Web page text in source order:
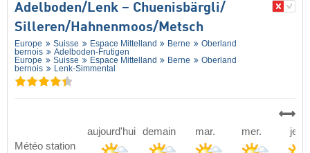
Adelboden/​Lenk – Chuenisbärgli/​
Silleren/​Hahnenmoos/​Metsch
Europe Suisse Espace Mittelland Berne
Oberland
bernois
Adelboden-Frutigen
Europe
Suisse Espace Mittelland Berne
Oberland
bernois
Lenk-Simmental
Météo station
aujourd'hui demain mar. mer. jeu.